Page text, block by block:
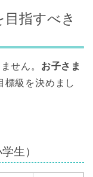
指すべき
せん。 お子さま
標級を決めまし
生）